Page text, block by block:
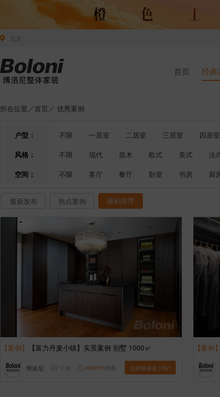
首页 经典
所在位置／首页 ／ 优秀案例
户型： 不限 一居室 二居室 三居室
四居室
风格：
不限 现代 原木 欧式 美式
法
空间：
不限 客厅 餐厅 卧室 书房 厨
最新发布 热点案例 面积排序
【案例】 【富力丹麦小镇】实景案例 别墅 1000㎡
博洛尼 11张 3060316浏览 这样装修多少钱?
【案例